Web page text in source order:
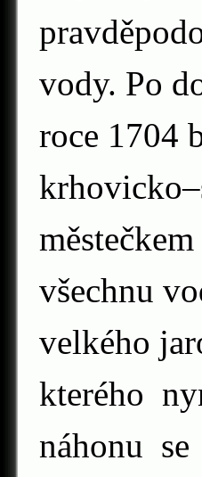
vody. Po
roce 1704
všechnu
velkého
kterého
náhonu